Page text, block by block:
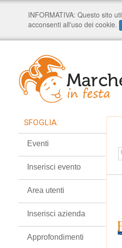
SFOGLIA:
Eventi
Inserisci evento
Area utenti
Inserisci azienda
Approfondimenti